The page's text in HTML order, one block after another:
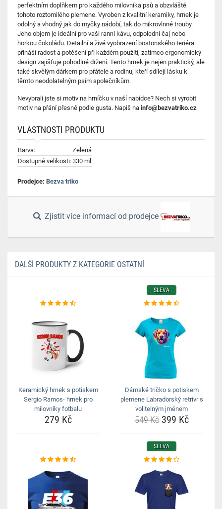
perfektním doplňkem pro každého milovníka psů a obzvláště
tohoto roztomilého plemene. Vyroben z kvalitní keramiky, hrnek je
odolný a vhodný jak do myčky nádobí, tak do mikrovlnné trouby.
Jeho objem je ideální pro vaši ranní kávu, odpolední čaj nebo
horkou čokoládu. Detailní a živé vyobrazení bostonského teriéra
přináší radost a potěšení při každém použití, zatímco ergonomický
design zajišťuje pohodlné držení. Tento hrnek je nejen praktický, ale
také skvělým dárkem pro přátele a rodinu, kteří sdílejí lásku k
těmto neodolatelným psím společníkům.
Nevybrali jste si motiv na hrníčku v naší nabídce? Nech si vyrobit
motiv na přání přesně podle gusta. Napiš na info@bezvatriko.cz
VLASTNOSTI PRODUKTU
Barva:
Zelená
Dostupné velikosti:330 ml
Prodejce: Bezva triko
Zjistit více informací od prodejce
DALŠÍ PRODUKTY Z KATEGORIE OSTATNÍ
Keramický hrnek s potiskem
Sergio Ramos- hrnek pro
milovníky fotbalu
279 Kč
SLEVA
Dámské tričko s potiskem
plemene Labradorský retrívr s
volitelným jménem
549 Kč399 Kč
SLEVA